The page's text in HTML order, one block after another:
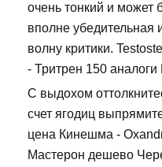
очень тонкий и может
вполне убедительная
волну критики.
- Тритрен 150 аналоги
С выдохом
счет ягодиц
цена Кинешма -
Мастерон дешево